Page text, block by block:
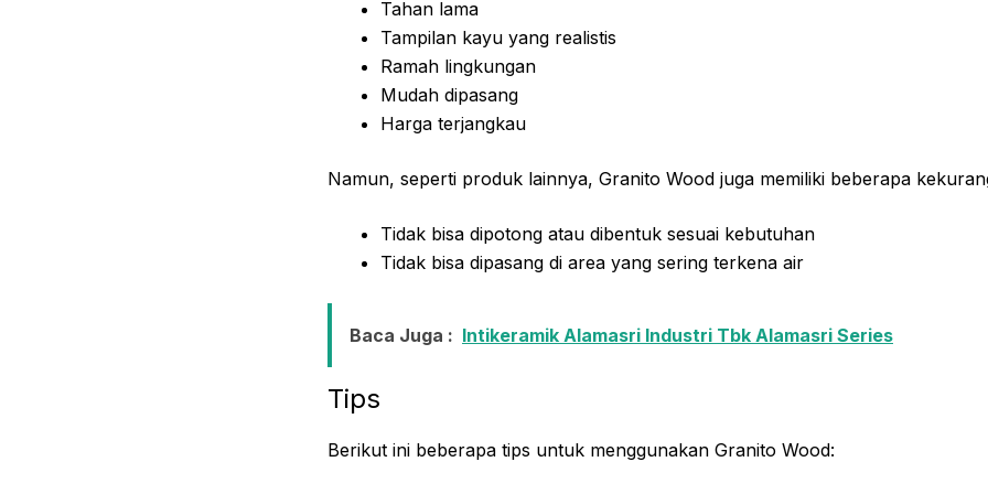
Tahan lama
Tampilan kayu yang realistis
Ramah lingkungan
Mudah dipasang
Harga terjangkau
Namun, seperti produk lainnya, Granito Wood juga memiliki beberapa
Tidak bisa dipotong atau dibentuk sesuai kebutuhan
Tidak bisa dipasang di area yang sering terkena air
Baca Juga : Intikeramik Alamasri Industri Tbk Alamasri Series
Tips
Berikut ini beberapa tips untuk menggunakan Granito Wood: